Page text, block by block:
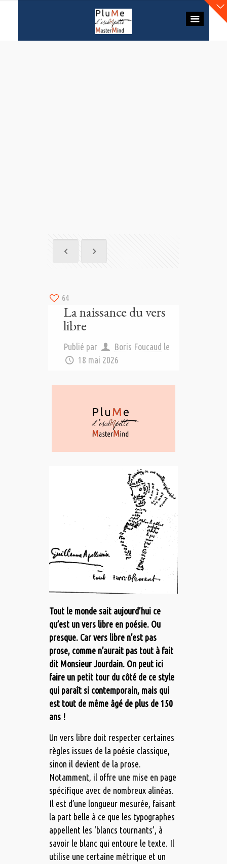
64
La naissance du vers
libre
Publié par Boris Foucaud le
18 mai 2026
Tout le monde sait aujourd’hui ce
qu’est un vers libre en poésie. Ou
presque. Car vers libre n’est pas
prose, comme n’aurait pas tout à fait
dit Monsieur Jourdain. On peut ici
faire un petit tour du côté de ce style
qui paraît si contemporain, mais qui
est tout de même âgé de plus de 150
ans !
Un vers libre doit respecter certaines
règles issues de la poésie classique,
sinon il devient de la prose.
Notamment, il offre une mise en page
spécifique avec de nombreux alinéas.
Il est d’une longueur mesurée, faisant
la part belle à ce que les typographes
appellent les ‘blancs tournants’, à
savoir le blanc qui entoure le texte. Il
utilise une certaine métrique et un